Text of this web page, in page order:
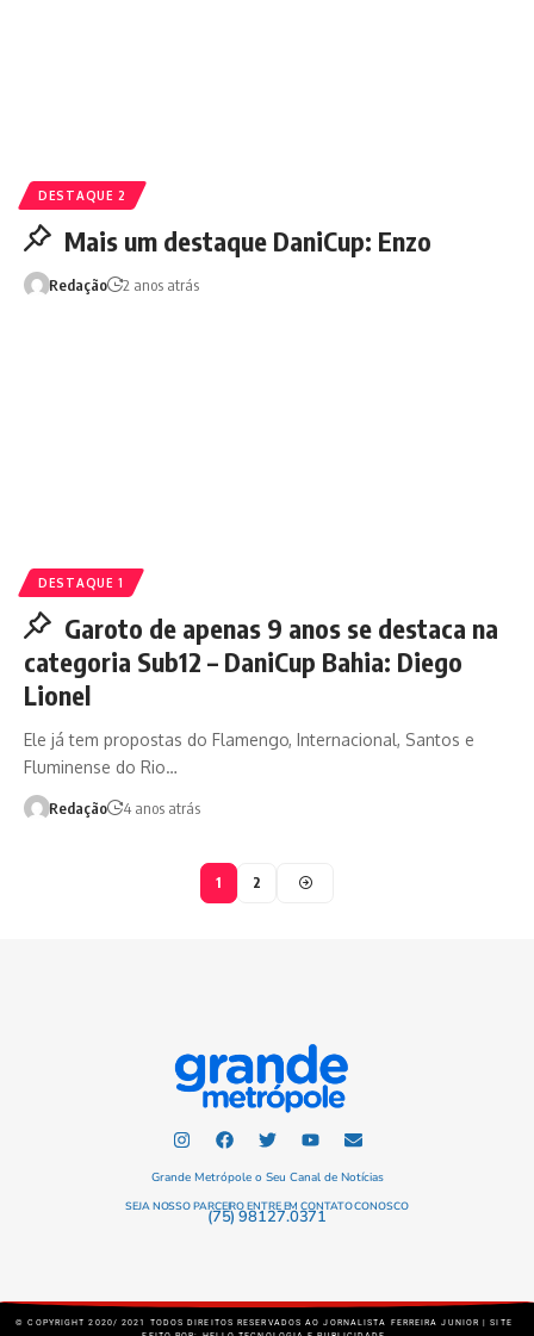
DESTAQUE 2
Mais um destaque DaniCup: Enzo
Redação 2 anos atrás
DESTAQUE 1
Garoto de apenas 9 anos se destaca na
categoria Sub12 – DaniCup Bahia: Diego
Lionel
Ele já tem propostas do Flamengo, Internacional, Santos e
Fluminense do Rio…
Redação 4 anos atrás
1 2
Grande Metrópole o Seu Canal de Notícias
SEJA NOSSO PARCEIRO ENTRE EM CONTATO CONOSCO
(75) 98127.0371
© COPYRIGHT 2020/ 2021 TODOS DIREITOS RESERVADOS AO JORNALISTA FERREIRA JUNIOR | SITE